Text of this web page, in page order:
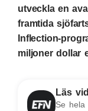
utveckla en
framtida
Inflection-
miljoner dollar
Läs
Se hela